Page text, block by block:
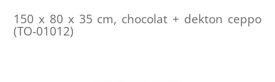
150 x 80 x 35 cm, chocolat + dekton ceppo
(TO-01012)